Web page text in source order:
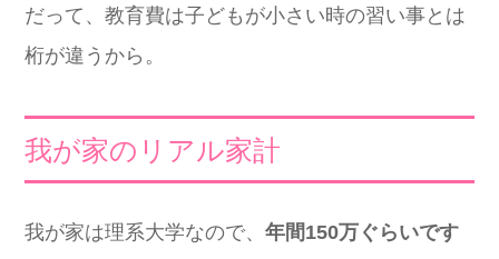
だって、教育費は子どもが小さい時の習い事とは
桁が違うから。
我が家のリアル家計
我が家は理系大学なので、 年間150万ぐらいです